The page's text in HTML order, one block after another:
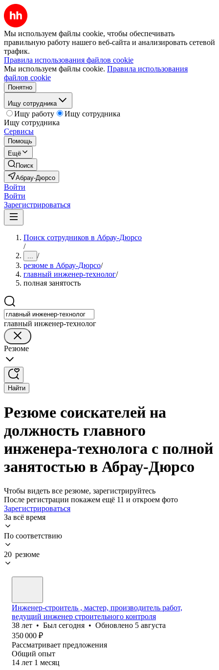
Мы используем файлы cookie, чтобы обеспечивать
правильную работу нашего веб-сайта и анализировать сетевой
трафик.
Правила использования файлов cookie
Мы используем файлы cookie. Правила использования
файлов cookie
Понятно
Ищу сотрудника
Ищу работу
Ищу сотрудника
Ищу сотрудника
Сервисы
Помощь
Ещё
Поиск
Абрау-Дюрсо
Войти
Войти
Зарегистрироваться
Поиск сотрудников в Абрау-Дюрсо
/
... /
резюме в Абрау-Дюрсо/
главный инженер-технолог/
полная занятость
главный инженер-технолог
Резюме
Найти
Резюме соискателей на
должность главного
инженера-технолога с полной
занятостью в Абрау-Дюрсо
Чтобы видеть все резюме, зарегистрируйтесь
После регистрации покажем ещё 11 и откроем фото
Зарегистрироваться
За всё время
По соответствию
20 резюме
Инженер-строитель , мастер, производитель работ,
ведущий инженер строительного контроля
38 лет • Был сегодня • Обновлено 5 августа
350 000 ₽
Рассматривает предложения
Общий опыт
14 лет 1 месяц